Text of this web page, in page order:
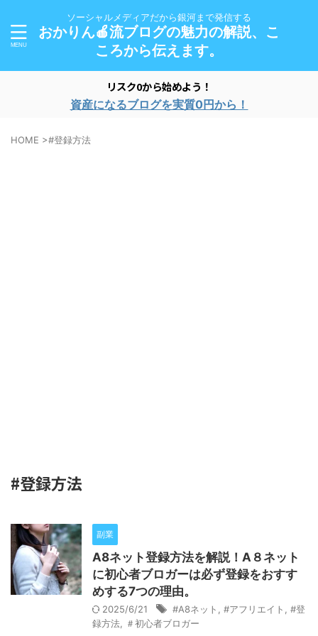
ソーシャルメディアだから銀河まで発信する
おかりん🍎流ブログの魅力の解説、こ
ころから伝えます。
リスク0から始めよう！
資産になるブログを実質0円から！
HOME >#登録方法
#登録方法
副業
A8ネット登録方法を解説！A８ネット
に初心者ブロガーは必ず登録をおすす
めする7つの理由。
2025/6/21 #A8ネット #アフリエイト
#登
録方法
＃初心者ブロガー